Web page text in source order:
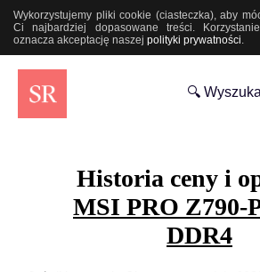
Wykorzystujemy pliki cookie (ciasteczka), aby
Ci najbardziej dopasowane treści.
oznacza akceptację naszej polityki prywatności.
🔍
Historia ceny i
MSI PRO Z790-
DDR4